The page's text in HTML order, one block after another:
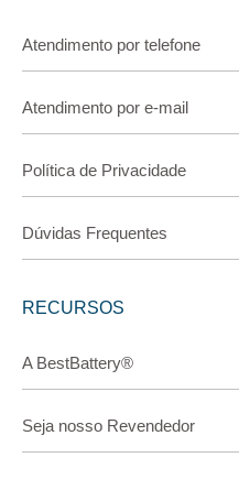
Atendimento por telefone
Atendimento por e-mail
Política de Privacidade
Dúvidas Frequentes
RECURSOS
A BestBattery®
Seja nosso Revendedor